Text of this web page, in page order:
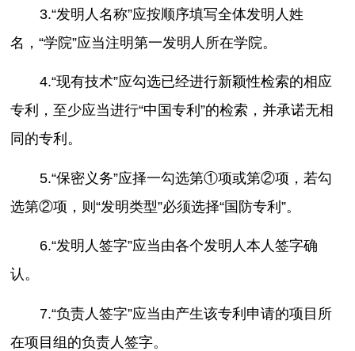
3.“发明人名称”应按顺序填写全体发明人姓
名，“学院”应当注明第一发明人所在学院。
4.“现有技术”应勾选已经进行新颖性检索的相应
专利，至少应当进行“中国专利”的检索，并承诺无相
同的专利。
5.“保密义务”应择一勾选第①项或第②项，若勾
选第②项，则“发明类型”必须选择“国防专利”。
6.“发明人签字”应当由各个发明人本人签字确
认。
7.“负责人签字”应当由产生该专利申请的项目所
在项目组的负责人签字。